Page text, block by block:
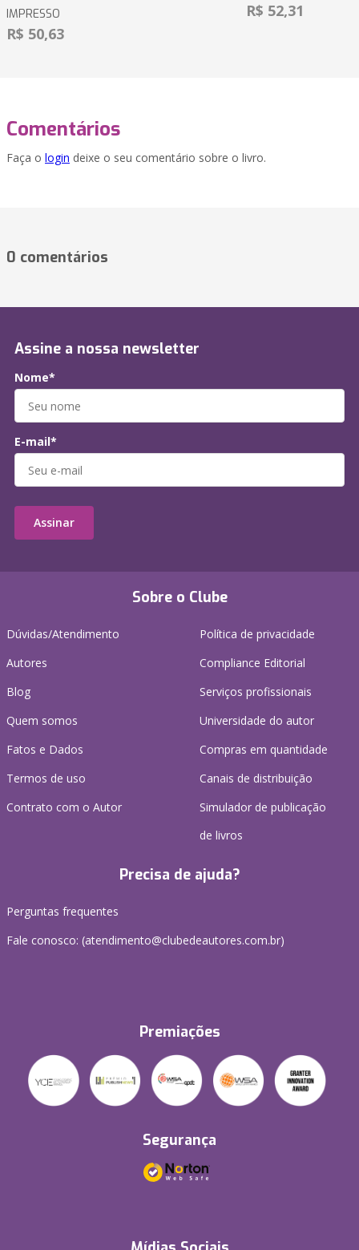
IMPRESSO
R$ 50,63
R$ 52,31
Comentários
Faça o login deixe o seu comentário sobre o livro.
0 comentários
Sobre o Clube
Dúvidas/Atendimento
Autores
Blog
Quem somos
Fatos e Dados
Termos de uso
Contrato com o Autor
Política de privacidade
Compliance Editorial
Serviços profissionais
Universidade do autor
Compras em quantidade
Canais de distribuição
Simulador de publicação
de livros
Precisa de ajuda?
Perguntas frequentes
Fale conosco: (atendimento@clubedeautores.com.br)
Premiações
Segurança
Assine a nossa newsletter
Nome*
E-mail*
Assinar